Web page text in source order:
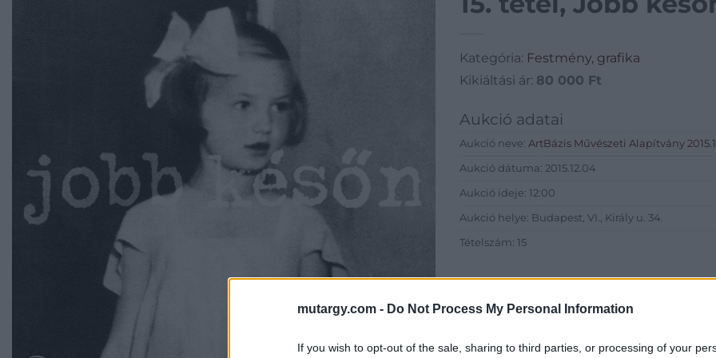
mutargy.com - Do Not Process My Personal Information
If you wish to opt-out of the sale, sharing to third parties, or processing of your
Kategória: Festmény, grafika
Kikiáltási ár: 80 000 Ft
Aukció adatai
Aukció neve: ArtBázis Művészeti Alapítvány
Aukció dátuma: 2015.12.04
Aukció ideje: 12:00
Aukció helye: Budapest, VI., Király u. 34.
Tételszám: 15
ArtBázis